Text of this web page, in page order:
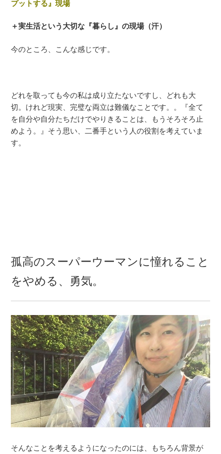
プットする』現場
＋実生活という大切な『暮らし』の現場（汗）
今のところ、こんな感じです。
どれを取っても今の私は成り立たないですし、どれも大
切。けれど現実、完璧な両立は難儀なことです。。『全て
を自分や自分たちだけでやりきることは、もうそろそろ止
めよう。』そう思い、二番手という人の役割を考えていま
す。
孤高のスーパーウーマンに憧れること
をやめる、勇気。
そんなことを考えるようになったのには、もちろん背景が